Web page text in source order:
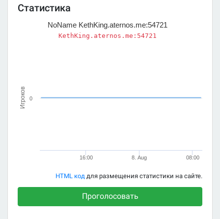
Статистика
Игроков
NoName KethKing.aternos.me:54721
KethKing.aternos.me:54721
8. Aug
16:00 08:00
0
HTML код для размещения статистики на сайте.
Проголосовать